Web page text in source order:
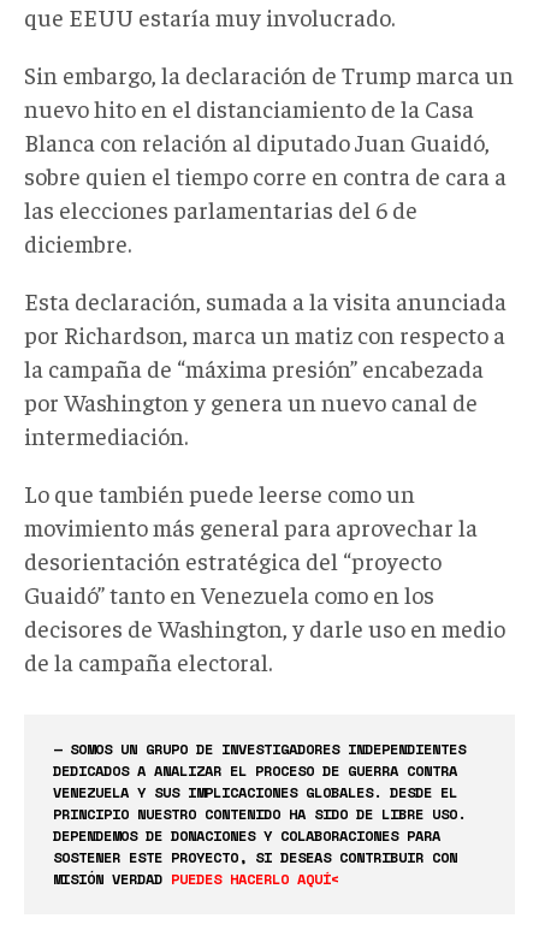
que EEUU estaría muy involucrado.
Sin embargo, la declaración de Trump marca un
nuevo hito en el distanciamiento de la Casa
Blanca con relación al diputado Juan Guaidó,
sobre quien el tiempo corre en contra de cara a
las elecciones parlamentarias del 6 de
diciembre.
Esta declaración, sumada a la visita anunciada
por Richardson, marca un matiz con respecto a
la campaña de “máxima presión” encabezada
por Washington y genera un nuevo canal de
intermediación.
Lo que también puede leerse como un
movimiento más general para aprovechar la
desorientación estratégica del “proyecto
Guaidó” tanto en Venezuela como en los
decisores de Washington, y darle uso en medio
de la campaña electoral.
— SOMOS UN GRUPO DE INVESTIGADORES INDEPENDIENTES
DEDICADOS A ANALIZAR EL PROCESO DE GUERRA CONTRA
VENEZUELA Y SUS IMPLICACIONES GLOBALES. DESDE EL
PRINCIPIO NUESTRO CONTENIDO HA SIDO DE LIBRE USO.
DEPENDEMOS DE DONACIONES Y COLABORACIONES PARA
SOSTENER ESTE PROYECTO, SI DESEAS CONTRIBUIR CON
MISIÓN VERDAD PUEDES HACERLO AQUÍ<